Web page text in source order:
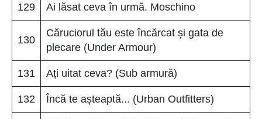
129 Ai lăsat ceva în urmă. Moschino
130
Căruciorul tău este încărcat și gata de
plecare (Under Armour)
131 Ați uitat ceva? (Sub armură)
132 Încă te așteaptă... (Urban Outfitters)